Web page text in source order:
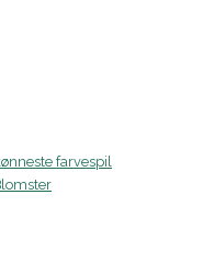
farvespil